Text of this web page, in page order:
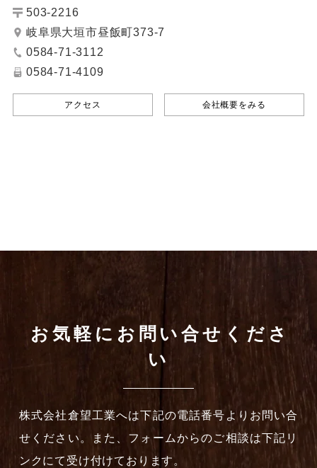
503-2216
岐阜県大垣市昼飯町373-7
0584-71-3112
0584-71-4109
アクセス 会社概要をみる
お気軽にお問い合せくださ
い
株式会社倉望工業へは下記の電話番号よりお問い合
せください。また、フォームからのご相談は下記リ
ンクにて受け付けております。